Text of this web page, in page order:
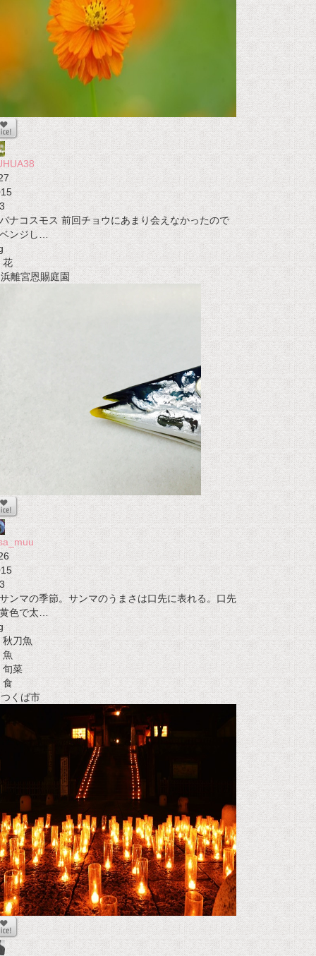
3
ナコスモス 前回チョウにあまり会えなかったので
ンジし…
花
離宮恩賜庭園
3
ンマの季節。サンマのうまさは口先に表れる。口先
色で太…
秋刀魚
魚
旬菜
食
くば市